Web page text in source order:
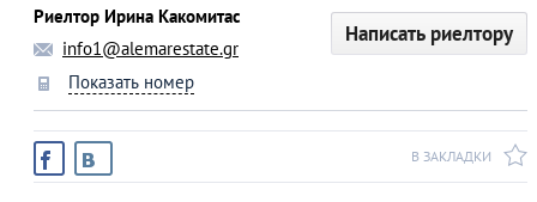
Риелтор Ирина Какомитас
info1@alemarestate.gr
Показать номер
Написать риелтору
В ЗАКЛАДКИ